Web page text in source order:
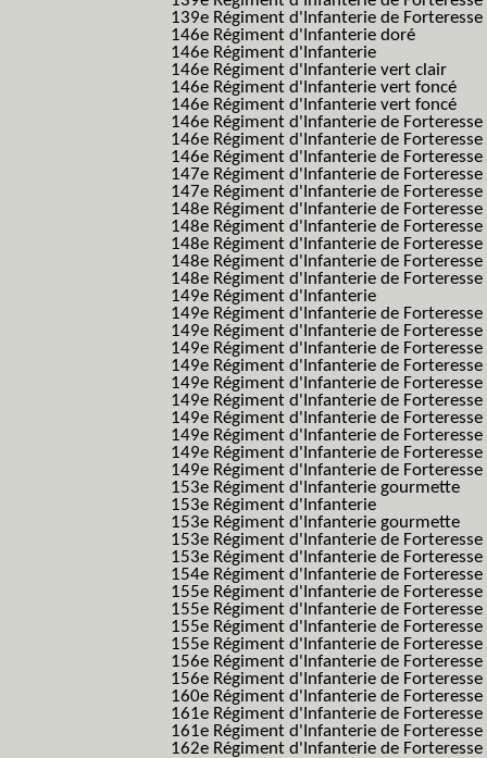
139e Régiment d'Infanterie de
146e Régiment d'Infanterie doré
146e Régiment d'Infanterie
146e Régiment d'Infanterie vert clair
146e Régiment d'Infanterie vert foncé
146e Régiment d'Infanterie vert foncé
146e Régiment d'Infanterie de
146e Régiment d'Infanterie de
146e Régiment d'Infanterie de
147e Régiment d'Infanterie de Forteresse
147e Régiment d'Infanterie de Forteresse
148e Régiment d'Infanterie de Forteresse
148e Régiment d'Infanterie de Forteresse
148e Régiment d'Infanterie de Forteresse
148e Régiment d'Infanterie de Forteresse
148e Régiment d'Infanterie de Forteresse
149e Régiment d'Infanterie
149e Régiment d'Infanterie de
149e Régiment d'Infanterie de
149e Régiment d'Infanterie de
149e Régiment d'Infanterie de
149e Régiment d'Infanterie de
149e Régiment d'Infanterie de
149e Régiment d'Infanterie de
149e Régiment d'Infanterie de
149e Régiment d'Infanterie de
149e Régiment d'Infanterie de
153e Régiment d'Infanterie gourmette
153e Régiment d'Infanterie
153e Régiment d'Infanterie gourmette
153e Régiment d'Infanterie de
153e Régiment d'Infanterie de
154e Régiment d'Infanterie de Forteresse
155e Régiment d'Infanterie de
155e Régiment d'Infanterie de
155e Régiment d'Infanterie de
155e Régiment d'Infanterie de
156e Régiment d'Infanterie de Forteresse
156e Régiment d'Infanterie de
160e Régiment d'Infanterie de
161e Régiment d'Infanterie de Forteresse
161e Régiment d'Infanterie de
162e Régiment d'Infanterie de Forteresse